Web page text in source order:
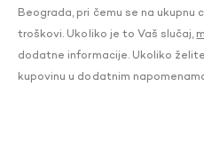
Beograda, pri čemu se na
troškovi. Ukoliko je to Vaš slučaj,
dodatne informacije. Ukoliko
kupovinu u dodatnim